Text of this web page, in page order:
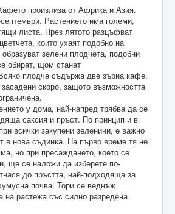
произлиза от Африка и Азия.
Растението има големи,
листа. През лятото разцъфват
които ухаят подобно на
зелени плодчета, подобни
обират, щом станат
плодче съдържа две зърна кафе.
скоро, защото възможността
у дома, най-напред трябва да се
саксия и пръст. По принцип и в
всички закупени зеленини, е важно
в нова съдинка. На първо време тя не
но при пресаждането, което се
ще се наложи да изберете по-
до пръстта, най-подходяща за
почва. Тори се веднъж
на растежа със силно разредена